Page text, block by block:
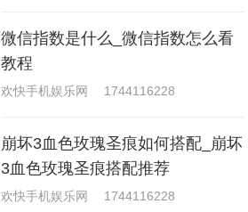
微信指数是什么_微信指数怎么看
教程
欢快手机娱乐网 1744116228
崩坏3血色玫瑰圣痕如何搭配_崩坏
3血色玫瑰圣痕搭配推荐
欢快手机娱乐网 1744116228